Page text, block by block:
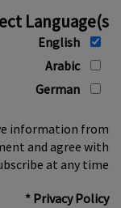
Language(s):
Arabic
information from
and agree with
at any time.
Privacy Policy
*